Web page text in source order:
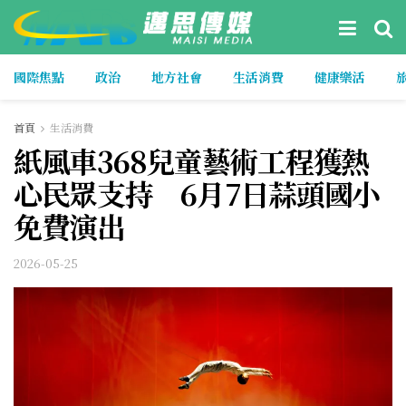
國際焦點 政治 地方社會 生活消費 健康樂活
首頁 生活消費
紙風車368兒童藝術工程獲熱
心民眾支持 6月7日蒜頭國小
免費演出
2026-05-25